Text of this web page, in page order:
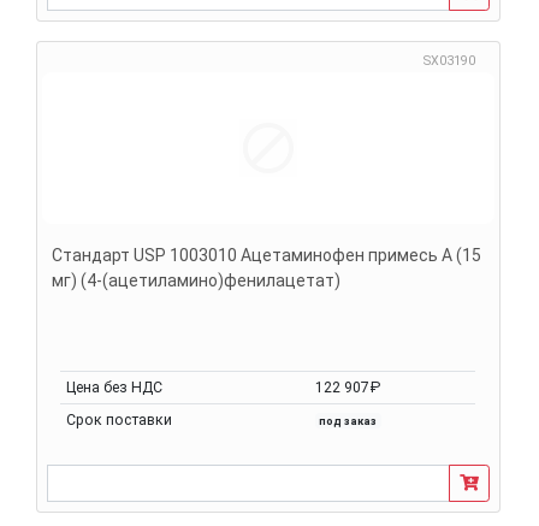
SX03190
Стандарт USP 1003010 Ацетаминофен примесь A (15
мг) (4-(ацетиламино)фенилацетат)
Цена без НДС
122 907₽
Срок поставки
под заказ